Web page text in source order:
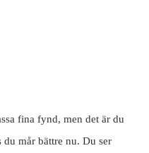
fina fynd, men det är du
mår bättre nu. Du ser